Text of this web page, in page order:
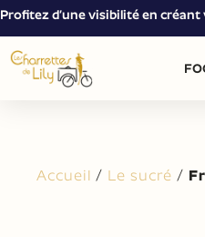
Profitez d’une visibilité en
Accueil / Le sucré /